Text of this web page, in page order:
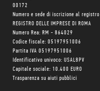
00172
Numero e sede di iscrizione al
REGISTRO DELLE IMPRESE DI ROMA
Numero Rea: RM - 864029
Codice fiscale: 05197951006
Partita IVA 05197951006
Identificativo univoco: USAL8PV
Capitale sociale: 10.400 EURO
Trasparenza su aiuti pubblici